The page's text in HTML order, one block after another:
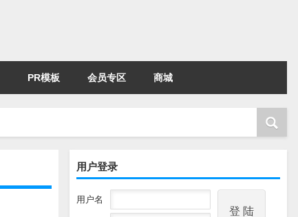
PR模板 会员专区 商城
用户登录
用户名